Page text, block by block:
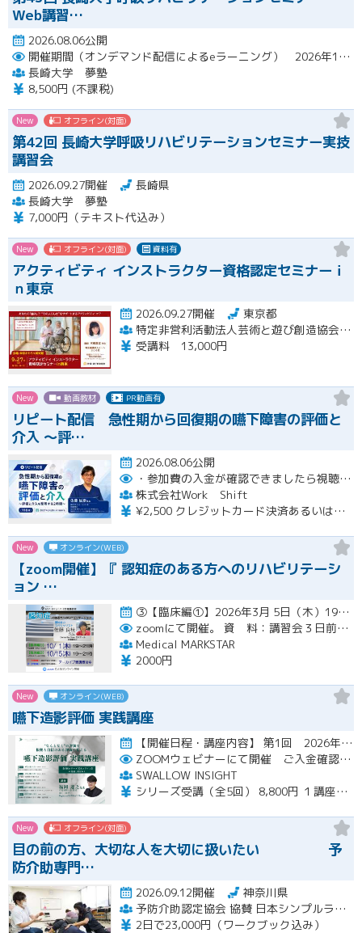
Web講習…
2026.08.06公開
開催期間（オンデマンド配信によるeラーニング） 2026年10月2日（金）～10月29日（木）
長崎大学 夢塾
8,500円 (不課税)
New オフライン(対面)
第42回 長崎大学呼吸リハビリテーションセミナー実技
講習会
2026.09.27開催
長崎県
長崎大学 夢塾
7,000円（テキスト代込み）
New オフライン(対面) 資料有
アクティビティ インストラクター資格認定セミナーｉ
ｎ東京
2026.09.27開催
東京都
特定非営利活動法人芸術と遊び創造協会 高齢者アクティビティ開発センター
受講料 13,000円
New 動画教材 PR動画有
リピート配信 急性期から回復期の嚥下障害の評価と
介入 〜評…
2026.08.06公開
・参加費の入金が確認できましたら視聴用URLとパスワードおよび資料をお申込みいただきましたメールアドレスに送付します。
株式会社Work Shift
¥2,500 クレジットカード決済あるいは銀行振込となります。
New オンライン(WEB)
【zoom開催】『 認知症のある方へのリハビリテーシ
ョン …
③【臨床編①】2026年3月 5日（木）19:00〜21:00（アーカイブ配信１ヶ月間） ④【臨床編②】2026年…開催
zoomにて開催。
資 料：講習会３日前までに、PDFデータまたはGoogleドライブにてお送りいたします。
Medical MARKSTAR
2000円
New オンライン(WEB)
嚥下造影評価 実践講座
【開催日程・講座内容】 第1回 2026年10月31日（土）19：00～20：30（見逃し配信視聴期間：2026…開催
ZOOMウェビナーにて開催 ご入金確認後メールにてURLをお知らせいたします
SWALLOW INSIGHT
シリーズ受講（全5回） 8,800円 １講座ごと 2,200円
New オフライン(対面)
目の前の方、大切な人を大切に扱いたい 予
防介助専門…
2026.09.12開催
神奈川県
予防介助認定協会 協賛 日本シンプルラーニング協会 楽な動きの学習会
2日で23,000円（ワークブック込み）